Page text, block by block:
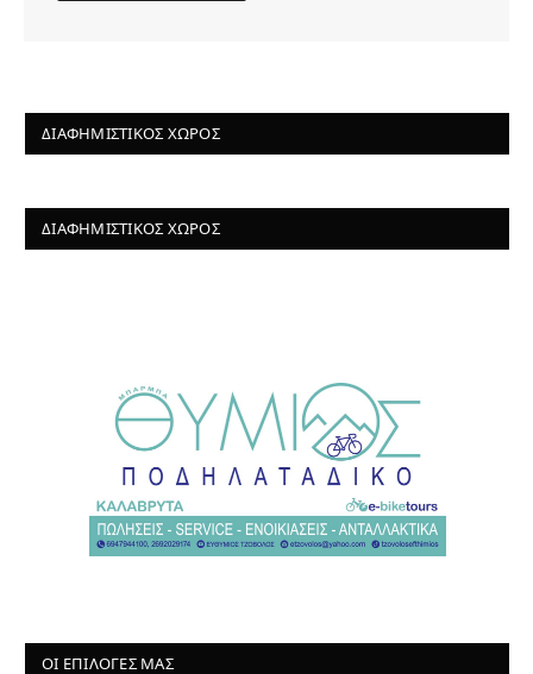
ΔΙΑΦΗΜΙΣΤΙΚΌΣ ΧΏΡΟΣ
ΔΙΑΦΗΜΙΣΤΙΚΌΣ ΧΏΡΟΣ
ΟΙ ΕΠΙΛΟΓΈΣ ΜΑΣ